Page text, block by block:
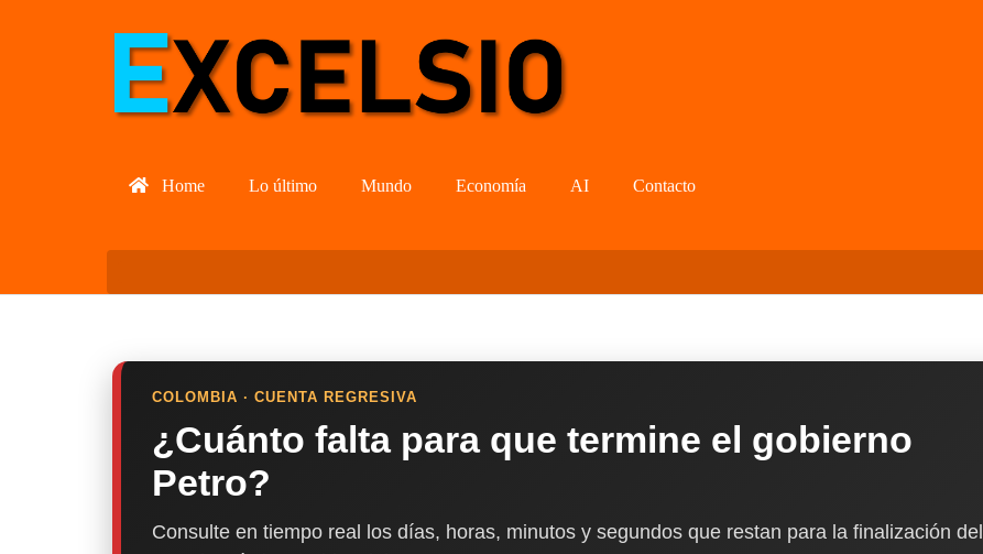
Home Lo último Mundo Economía AI Contacto
COLOMBIA · CUENTA REGRESIVA
¿Cuánto falta para que termine el gobierno
Petro?
Consulte en tiempo real los días, horas, minutos y segundos que restan para la finalización del